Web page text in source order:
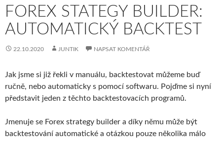
FOREX STATEGY BUILDER:
AUTOMATICKÝ BACKTEST
22.10.2020 JUNTIK NAPSAT KOMENTÁŘ
Jak jsme si již řekli v manuálu, backtestovat můžeme buď
ručně, nebo automaticky s pomocí softwaru. Pojďme si nyní
představit jeden z těchto backtestovacích programů.
Jmenuje se Forex strategy builder a díky němu může být
backtestování automatické a otázkou pouze několika málo